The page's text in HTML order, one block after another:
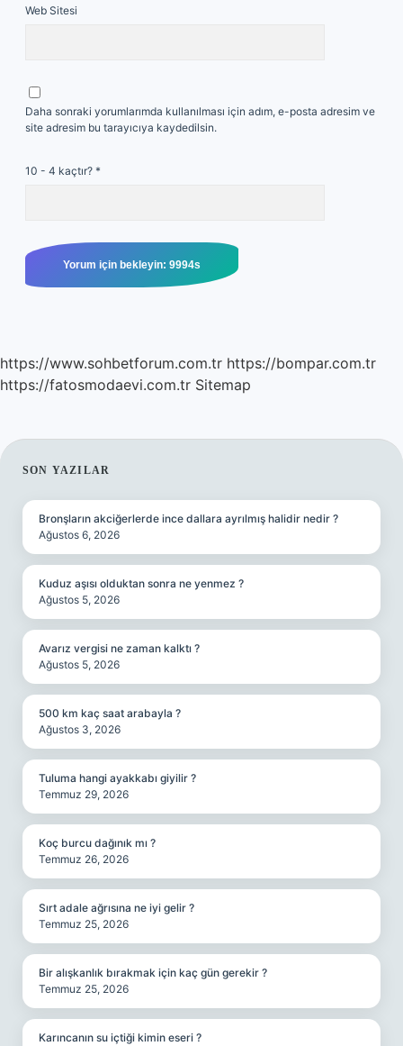
Web Sitesi
Daha sonraki yorumlarımda kullanılması için adım, e-posta adresim ve
site adresim bu tarayıcıya kaydedilsin.
10 - 4 kaçtır? *
https://www.sohbetforum.com.tr https://bompar.com.tr
https://fatosmodaevi.com.tr Sitemap
SIDEBAR
SON YAZILAR
Bronşların akciğerlerde ince dallara ayrılmış halidir nedir ?
Ağustos 6, 2026
Kuduz aşısı olduktan sonra ne yenmez ?
Ağustos 5, 2026
Avarız vergisi ne zaman kalktı ?
Ağustos 5, 2026
500 km kaç saat arabayla ?
Ağustos 3, 2026
Tuluma hangi ayakkabı giyilir ?
Temmuz 29, 2026
Koç burcu dağınık mı ?
Temmuz 26, 2026
Sırt adale ağrısına ne iyi gelir ?
Temmuz 25, 2026
Bir alışkanlık bırakmak için kaç gün gerekir ?
Temmuz 25, 2026
Karıncanın su içtiği kimin eseri ?